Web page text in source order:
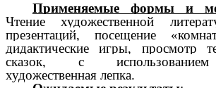
Применяемые формы и
Чтение художественной
презентаций, посещение
дидактические игры, просмотр
сказок, с использованием
художественная лепка.